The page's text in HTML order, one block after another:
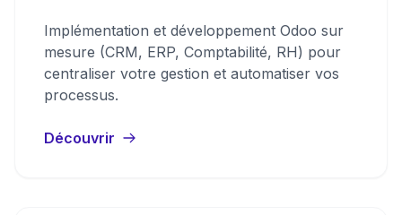
Implémentation et développement Odoo sur
mesure (CRM, ERP, Comptabilité, RH) pour
centraliser votre gestion et automatiser vos
processus.
Découvrir